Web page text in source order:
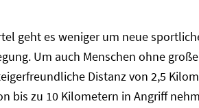
geht es weniger um neue
Um auch Menschen ohne
Distanz von 2,5
bis zu 10 Kilometern in Angriff